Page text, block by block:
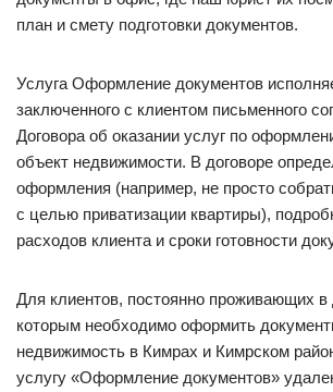
план и смету подготовки документов.
Услуга Оформление документов
заключенного с клиентом письменного
Договора об оказании услуг по
объект недвижимости. В договоре
оформления (например, не просто
с целью приватизации квартиры),
расходов клиента и сроки готовности
Для клиентов, постоянно проживающих в
которым необходимо оформить
недвижимость в Кимрах и Кимрском
услугу «Оформление документов»